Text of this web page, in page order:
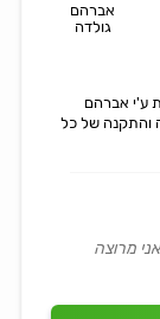
אברהם
גולדה
ע'י אברהם
מכירה והתקנה של כל
מרוצה